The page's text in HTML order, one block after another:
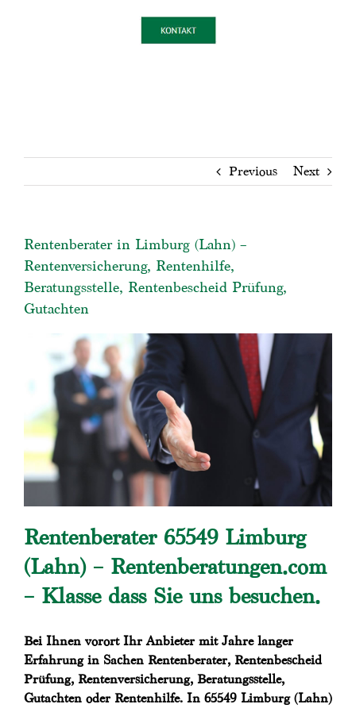
Previous Next
Rentenberater in Limburg (Lahn) –
Rentenversicherung, Rentenhilfe,
Beratungsstelle, Rentenbescheid Prüfung,
Gutachten
Rentenberater 65549 Limburg
(Lahn) – Rentenberatungen.com
– Klasse dass Sie uns besuchen.
Bei Ihnen vorort Ihr Anbieter mit Jahre langer
Erfahrung in Sachen Rentenberater, Rentenbescheid
Prüfung, Rentenversicherung, Beratungsstelle,
Gutachten oder Rentenhilfe. In 65549 Limburg (Lahn)